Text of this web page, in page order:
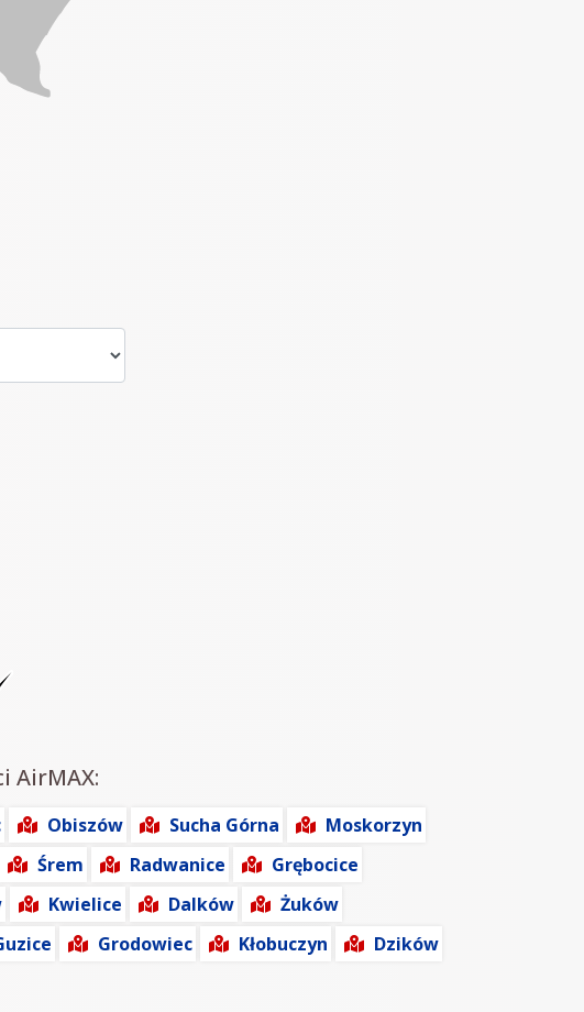
AirMAX:
Obiszów Sucha Górna
Moskorzyn
Śrem Radwanice
Grębocice
Kwielice Dalków
Żuków
Grodowiec Kłobuczyn
Dzików